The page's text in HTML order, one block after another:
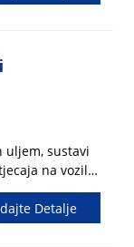
uljem, sustavi
na vozilo.
dodaju u
postoji iDetalje